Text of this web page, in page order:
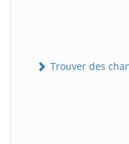
Trouver des